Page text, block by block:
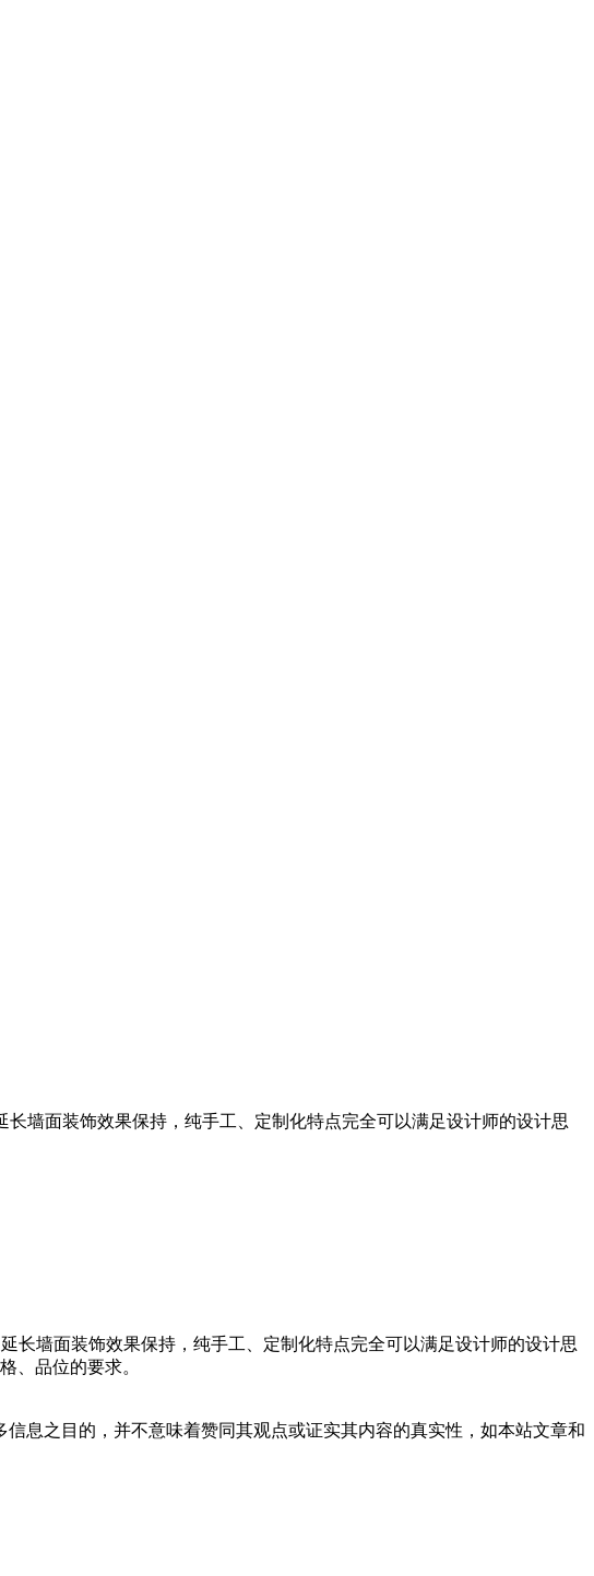
墙面装饰效果保持，纯手工、定制化特点完全可以满足设计师的设计思
长墙面装饰效果保持，纯手工、定制化特点完全可以满足设计师的设计思
、品位的要求。
息之目的，并不意味着赞同其观点或证实其内容的真实性，如本站文章和